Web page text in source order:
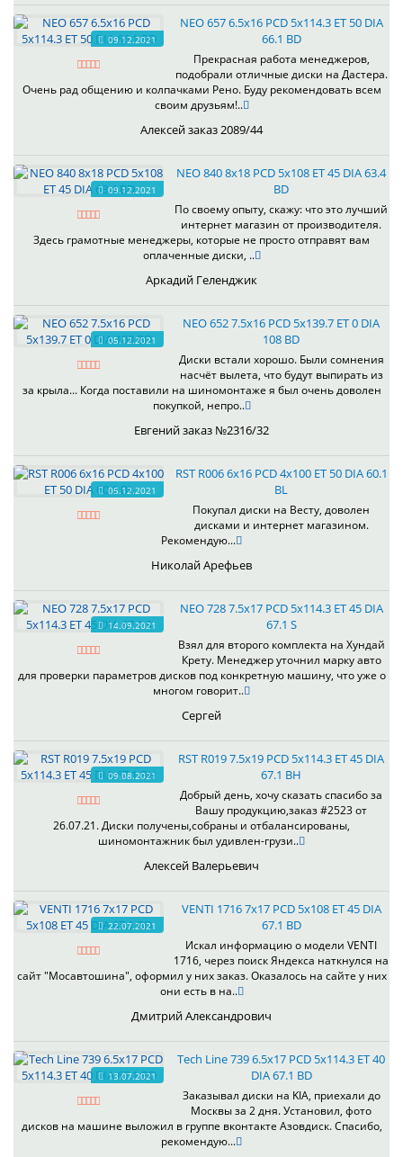
09.12.2021
NEO 657 6.5x16 PCD 5x114.3 ET 50 DIA
66.1 BD
Прекрасная работа менеджеров,
подобрали отличные диски на Дастера.
Очень рад общению и колпачками Рено. Буду рекомендовать всем
своим друзьям!..
Алексей заказ 2089/44
09.12.2021
NEO 840 8x18 PCD 5x108 ET 45 DIA 63.4
BD
По своему опыту, скажу: что это лучший
интернет магазин от производителя.
Здесь грамотные менеджеры, которые не просто отправят вам
оплаченные диски, ..
Аркадий Геленджик
05.12.2021
NEO 652 7.5x16 PCD 5x139.7 ET 0 DIA
108 BD
Диски встали хорошо. Были сомнения
насчёт вылета, что будут выпирать из
за крыла... Когда поставили на шиномонтаже я был очень доволен
покупкой, непро..
Евгений заказ №2316/32
05.12.2021
RST R006 6x16 PCD 4x100 ET 50 DIA 60.1
BL
Покупал диски на Весту, доволен
дисками и интернет магазином.
Рекомендую...
Николай Арефьев
14.09.2021
NEO 728 7.5x17 PCD 5x114.3 ET 45 DIA
67.1 S
Взял для второго комплекта на Хундай
Крету. Менеджер уточнил марку авто
для проверки параметров дисков под конкретную машину, что уже о
многом говорит..
Сергей
09.08.2021
RST R019 7.5x19 PCD 5x114.3 ET 45 DIA
67.1 BH
Добрый день, хочу сказать спасибо за
Вашу продукцию,заказ #2523 от
26.07.21. Диски получены,собраны и отбалансированы,
шиномонтажник был удивлен-грузи..
Алексей Валерьевич
22.07.2021
VENTI 1716 7x17 PCD 5x108 ET 45 DIA
67.1 BD
Искал информацию о модели VENTI
1716, через поиск Яндекса наткнулся на
сайт "Мосавтошина", оформил у них заказ. Оказалось на сайте у них
они есть в на..
Дмитрий Александрович
13.07.2021
Tech Line 739 6.5x17 PCD 5x114.3 ET 40
DIA 67.1 BD
Заказывал диски на KIA, приехали до
Москвы за 2 дня. Установил, фото
дисков на машине выложил в группе вконтакте Азовдиск. Спасибо,
рекомендую...